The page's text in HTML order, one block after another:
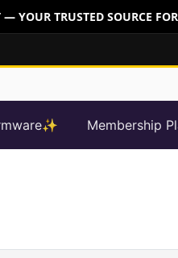
TRUSTED SOURCE
Membership